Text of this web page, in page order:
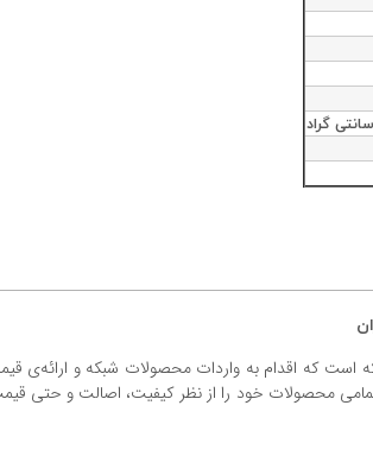
است که اقدام به واردات محصولات شبکه و ارائه‌ی
محصولات خود را از نظر کیفیت، اصالت و حتی